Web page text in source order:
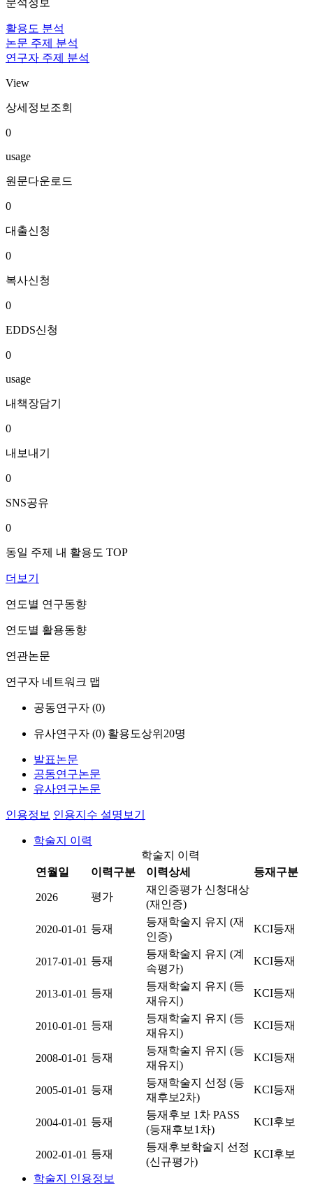
분석정보
활용도 분석
논문 주제 분석
연구자 주제 분석
View
상세정보조회
0
usage
원문다운로드
0
대출신청
0
복사신청
0
EDDS신청
0
usage
내책장담기
0
내보내기
0
SNS공유
0
동일 주제 내 활용도 TOP
더보기
연도별 연구동향
연도별 활용동향
연관논문
연구자 네트워크 맵
공동연구자 (0)
유사연구자 (0) 활용도상위20명
발표논문
공동연구논문
유사연구논문
인용정보 인용지수 설명보기
학술지 이력
학술지 이력
연월일
이력구분 이력상세 등재구분
2026 평가
재인증평가 신청대상
(재인증)
2020-01-01 등재
등재학술지 유지 (재
인증)
KCI등재
2017-01-01 등재
등재학술지 유지 (계
속평가)
KCI등재
2013-01-01 등재
등재학술지 유지 (등
재유지)
KCI등재
2010-01-01 등재
등재학술지 유지 (등
재유지)
KCI등재
2008-01-01 등재
등재학술지 유지 (등
재유지)
KCI등재
2005-01-01 등재
등재학술지 선정 (등
재후보2차)
KCI등재
2004-01-01 등재
등재후보 1차 PASS
(등재후보1차)
KCI후보
2002-01-01 등재
등재후보학술지 선정
(신규평가)
KCI후보
학술지 인용정보